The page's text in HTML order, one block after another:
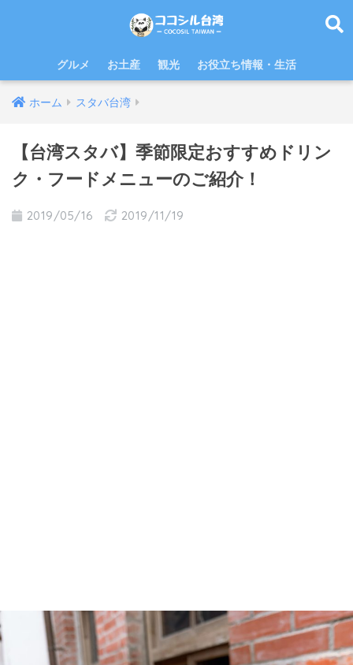
グルメ お土産 観光 お役立ち情報・生活
ホーム スタバ台湾
【台湾スタバ】季節限定おすすめドリン
ク・フードメニューのご紹介！
2019/05/16 2019/11/19